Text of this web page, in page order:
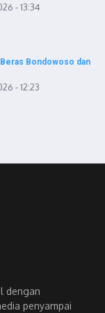
- 13:34
Bondowoso dan
- 12:23
dengan
penyampai